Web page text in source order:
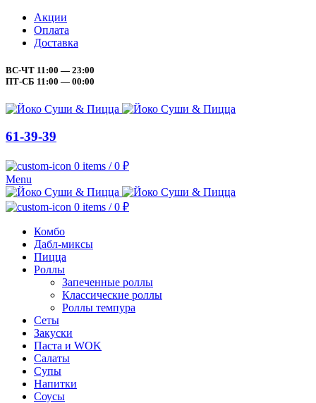
Акции
Оплата
Доставка
ВС-ЧТ 11:00 — 23:00
ПТ-СБ 11:00 — 00:00
61-39-39
0 items / 0 ₽
Menu
0 items / 0 ₽
Комбо
Дабл-миксы
Пицца
Роллы
Запеченные роллы
Классические роллы
Роллы темпура
Сеты
Закуски
Паста и WOK
Салаты
Супы
Напитки
Соусы